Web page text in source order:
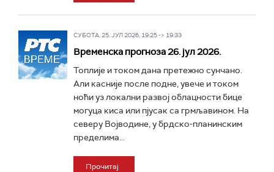
СУБОТА, 25. ЈУЛ 2026, 19:25 -> 19:33
Временска прогноза 26. јул 2026.
Топлије и током дана претежно сунчано.
Али касније после подне, увече и током
ноћи уз локални развој облацности бице
могуца киса или пјусак са грмљавином. На
северу Војводине, у брдско-планинским
пределима...
Прочитај